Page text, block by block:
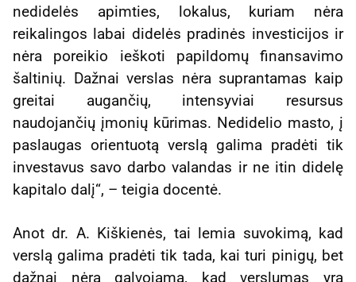
nedidelės apimties, lokalus, kuriam nėra
reikalingos labai didelės pradinės investicijos ir
nėra poreikio ieškoti papildomų finansavimo
šaltinių. Dažnai verslas nėra suprantamas kaip
greitai augančių, intensyviai resursus
naudojančių įmonių kūrimas. Nedidelio masto, į
paslaugas orientuotą verslą galima pradėti tik
investavus savo darbo valandas ir ne itin didelę
kapitalo dalį“, – teigia docentė.
Anot dr. A. Kiškienės, tai lemia suvokimą, kad
verslą galima pradėti tik tada, kai turi pinigų, bet
dažnai nėra galvojama, kad verslumas yra